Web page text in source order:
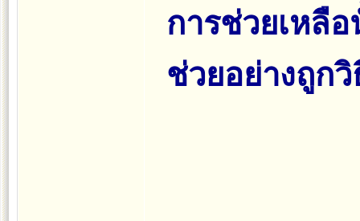
การช่วยเหลื
ช่วยอย่างถูกวิ